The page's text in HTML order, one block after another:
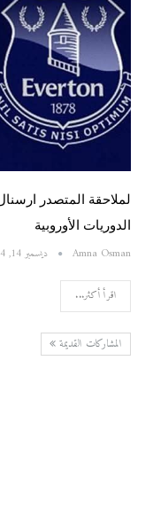
لملاحقة المتصدر
الدوريات الأوروبية
Amna Osman ديسمبر 14, 2024
اقرأ أكثر...
المشاركات القديمة